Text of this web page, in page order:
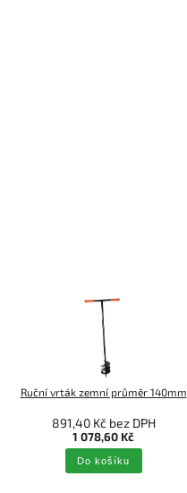
Ruční vrták zemní průměr 140mm
891,40 Kč bez DPH
1 078,60 Kč
Do košíku